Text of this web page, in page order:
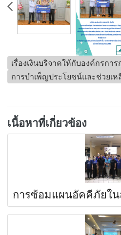
เรื่องเงินบริจาคให้กับองค์กรการ
การบำเพ็ญประโยชน์และช่วยเห
เนื้อหาที่เกี่ยวข้อง
การซ้อมแผนอัคคีภัยใ